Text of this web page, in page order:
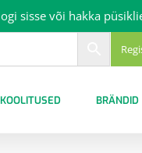
BRÄNDID
sisse või hakka